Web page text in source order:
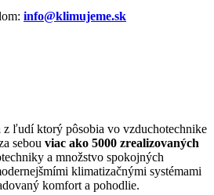
info@klimujeme.sk
z ľudí ktorý pôsobia vo vzduchotechnike
sebou viac ako 5000 zrealizovaných
a množstvo spokojných
klimatizačnými systémami
komfort a pohodlie.